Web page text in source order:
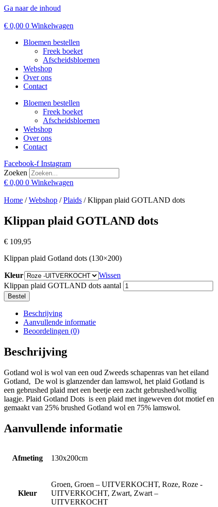
Ga naar de inhoud
€ 0,00 0 Winkelwagen
Bloemen bestellen
Freek boeket
Afscheidsbloemen
Webshop
Over ons
Contact
Bloemen bestellen
Freek boeket
Afscheidsbloemen
Webshop
Over ons
Contact
Facebook-f Instagram
Zoeken
€ 0,00 0 Winkelwagen
Home /Webshop /Plaids / Klippan plaid GOTLAND dots
Klippan plaid GOTLAND dots
€ 109,95
Klippan plaid Gotland dots (130×200)
Kleur
Wissen
Klippan plaid GOTLAND dots aantal
Bestel
Beschrijving
Aanvullende informatie
Beoordelingen (0)
Beschrijving
Gotland wol is wol van een oud Zweeds schapenras van het eiland
Gotland, De wol is glanzender dan lamswol, het plaid Gotland is
een gebrushed plaid met een beetje een zacht gebrushed/wollig
laagje. Plaid Gotland Dots is een plaid met ingeweven dot motief en
gemaakt van 25% brushed Gotland wol en 75% lamswol.
Aanvullende informatie
Afmeting 130x200cm
Kleur
Groen, Groen – UITVERKOCHT, Roze, Roze -
UITVERKOCHT, Zwart, Zwart –
UITVERKOCHT